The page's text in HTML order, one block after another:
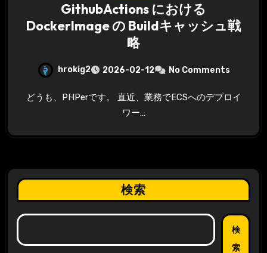
GithubActions における
DockerImage の Buildキャッシュ戦
略
hrokig2 2026-02-12 No Comments
どうも、PHPerです。 直近、業務でECSへのデプロイ
ワー…
検索
検
索